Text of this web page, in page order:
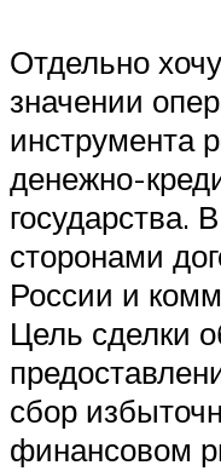
Отдельно
значении
инструмента
денежно-
государства.
сторонами
России и
Цель сделки
сбор
финансовом